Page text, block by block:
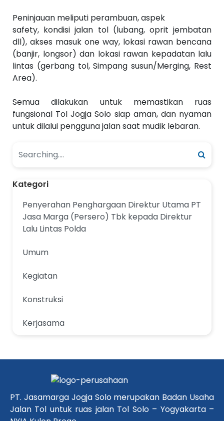
Peninjauan meliputi perambuan, aspek
safety, kondisi jalan tol (lubang, oprit jembatan
dll), akses masuk one way, lokasi rawan bencana
(banjir, longsor) dan lokasi rawan kepadatan lalu
lintas (gerbang tol, Simpang susun/Merging, Rest
Area).
Semua dilakukan untuk memastikan ruas
fungsional Tol Jogja Solo siap aman, dan nyaman
untuk dilalui pengguna jalan saat mudik lebaran.
Kategori
Penyerahan Penghargaan Direktur Utama PT
Jasa Marga (Persero) Tbk kepada Direktur
Lalu Lintas Polda
Umum
Kegiatan
Konstruksi
Kerjasama
PT. Jasamarga Jogja Solo merupakan Badan Usaha
Jalan Tol untuk ruas jalan Tol Solo – Yogyakarta –